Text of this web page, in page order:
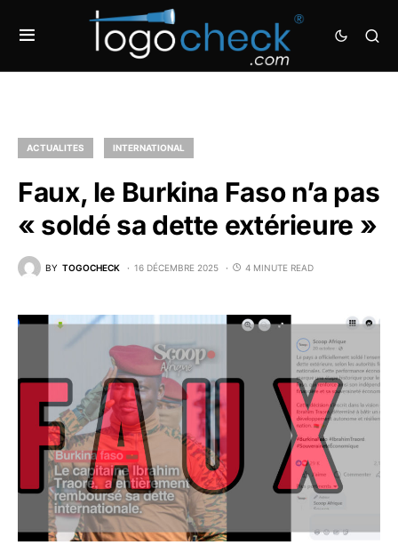
ACTUALITES INTERNATIONAL
Faux, le Burkina Faso n’a pas
« soldé sa dette extérieure »
BY TOGOCHECK 16 DÉCEMBRE 2025 4 MINUTE READ